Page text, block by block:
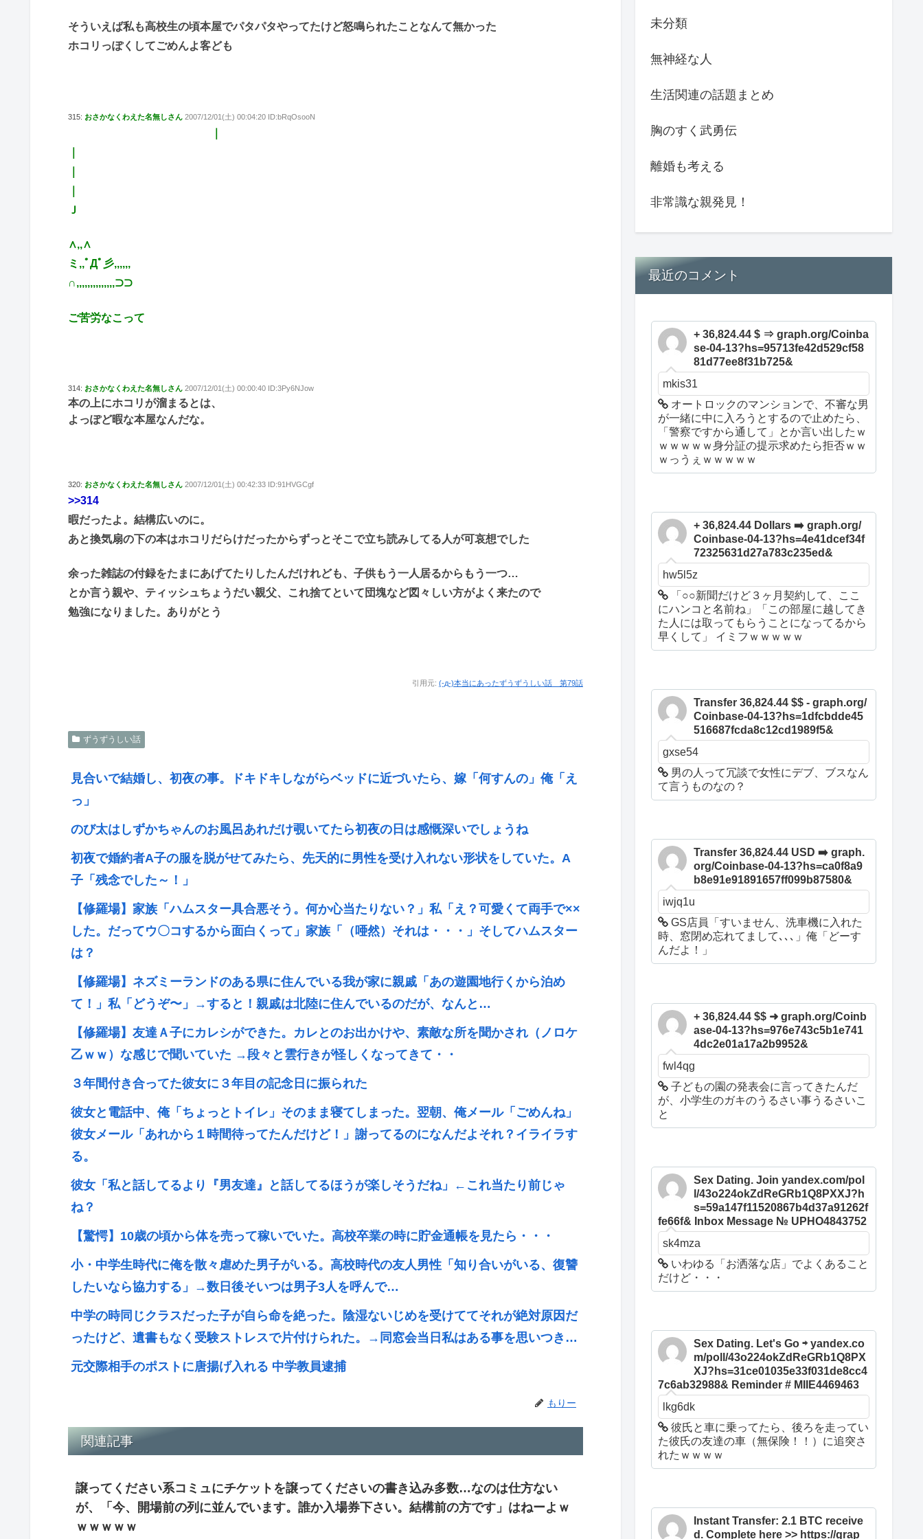
そういえば私も高校生の頃本屋でパタパタやってたけど怒鳴られたことなんて無かった
ホコリっぽくしてごめんよ客ども
315: おさかなくわえた名無しさん 2007/12/01(土) 00:04:20 ID:bRqOsooN
Ｊ
∧,,∧
ミ,,ﾟДﾟ彡,,,,,,
∩,,,,,,,,,,,,,,⊃⊃
ご苦労なこって
314: おさかなくわえた名無しさん 2007/12/01(土) 00:00:40 ID:3Py6NJow
本の上にホコリが溜まるとは、
よっぽど暇な本屋なんだな。
320: おさかなくわえた名無しさん 2007/12/01(土) 00:42:33 ID:91HVGCgf
>>314
暇だったよ。結構広いのに。
あと換気扇の下の本はホコリだらけだったからずっとそこで立ち読みしてる人が可哀想でした
余った雑誌の付録をたまにあげてたりしたんだけれども、子供もう一人居るからもう一つ…
とか言う親や、ティッシュちょうだい親父、これ捨てといて団塊など図々しい方がよく来たので
勉強になりました。ありがとう
引用元: (-д-)本当にあったずうずうしい話 第79話
ずうずうしい話
見合いで結婚し、初夜の事。ドキドキしながらベッドに近づいたら、嫁「何すんの」俺「え
っ」
のび太はしずかちゃんのお風呂あれだけ覗いてたら初夜の日は感慨深いでしょうね
初夜で婚約者A子の服を脱がせてみたら、先天的に男性を受け入れない形状をしていた。A
子「残念でした～！」
【修羅場】家族「ハムスター具合悪そう。何か心当たりない？」私「え？可愛くて両手で××
した。だってウ〇コするから面白くって」家族「（唖然）それは・・・」そしてハムスター
は？
【修羅場】ネズミーランドのある県に住んでいる我が家に親戚「あの遊園地行くから泊め
て！」私「どうぞ〜」→すると！親戚は北陸に住んでいるのだが、なんと…
【修羅場】友達Ａ子にカレシができた。カレとのお出かけや、素敵な所を聞かされ（ノロケ
乙ｗｗ）な感じで聞いていた →段々と雲行きが怪しくなってきて・・
３年間付き合ってた彼女に３年目の記念日に振られた
彼女と電話中、俺「ちょっとトイレ」そのまま寝てしまった。翌朝、俺メール「ごめんね」
彼女メール「あれから１時間待ってたんだけど！」謝ってるのになんだよそれ？イライラす
る。
彼女「私と話してるより『男友達』と話してるほうが楽しそうだね」←これ当たり前じゃ
ね？
【驚愕】10歳の頃から体を売って稼いでいた。高校卒業の時に貯金通帳を見たら・・・
小・中学生時代に俺を散々虐めた男子がいる。高校時代の友人男性「知り合いがいる、復讐
したいなら協力する」→数日後そいつは男子3人を呼んで…
中学の時同じクラスだった子が自ら命を絶った。陰湿ないじめを受けててそれが絶対原因だ
ったけど、遺書もなく受験ストレスで片付けられた。→同窓会当日私はある事を思いつき…
元交際相手のポストに唐揚げ入れる 中学教員逮捕
もりー
関連記事
譲ってください系コミュにチケットを譲ってくださいの書き込み多数…なのは仕方ない
が、「今、開場前の列に並んでいます。誰か入場券下さい。結構前の方です」はねーよｗ
ｗｗｗｗｗ
未分類
無神経な人
生活関連の話題まとめ
胸のすく武勇伝
離婚も考える
非常識な親発見！
最近のコメント
+ 36,824.44 $ ⇒ graph.org/Coinba
se-04-13?hs=95713fe42d529cf58
81d77ee8f31b725&
mkis31
オートロックのマンションで、不審な男
が一緒に中に入ろうとするので止めたら、
「警察ですから通して」とか言い出したｗ
ｗｗｗｗｗ身分証の提示求めたら拒否ｗｗ
ｗっうぇｗｗｗｗｗ
+ 36,824.44 Dollars ➡️ graph.org/
Coinbase-04-13?hs=4e41dcef34f
72325631d27a783c235ed&
hw5l5z
「○○新聞だけど３ヶ月契約して、ここ
にハンコと名前ね」「この部屋に越してき
た人には取ってもらうことになってるから
早くして」 イミフｗｗｗｗｗ
Transfer 36,824.44 $$ - graph.org/
Coinbase-04-13?hs=1dfcbdde45
516687fcda8c12cd1989f5&
gxse54
男の人って冗談で女性にデブ、ブスなん
て言うものなの？
Transfer 36,824.44 USD ➡️ graph.
org/Coinbase-04-13?hs=ca0f8a9
b8e91e91891657ff099b87580&
iwjq1u
GS店員「すいません、洗車機に入れた
時、窓閉め忘れてまして､､､」俺「どーす
んだよ！」
+ 36,824.44 $$ ➜ graph.org/Coinb
ase-04-13?hs=976e743c5b1e741
4dc2e01a17a2b9952&
fwl4qg
子どもの園の発表会に言ってきたんだ
が、小学生のガキのうるさい事うるさいこ
と
Sex Dating. Join yandex.com/pol
l/43o224okZdReGRb1Q8PXXJ?h
s=59a147f11520867b4d37a91262f
fe66f& Inbox Message № UPHO4843752
sk4mza
いわゆる「お洒落な店」でよくあること
だけど・・・
Sex Dating. Let's Go ⇨ yandex.co
m/poll/43o224okZdReGRb1Q8PX
XJ?hs=31ce01035e33f031de8cc4
7c6ab32988& Reminder # MIIE4469463
lkg6dk
彼氏と車に乗ってたら、後ろを走ってい
た彼氏の友達の車（無保険！！）に追突さ
れたｗｗｗｗ
Instant Transfer: 2.1 BTC receive
d. Complete here >> https://grap